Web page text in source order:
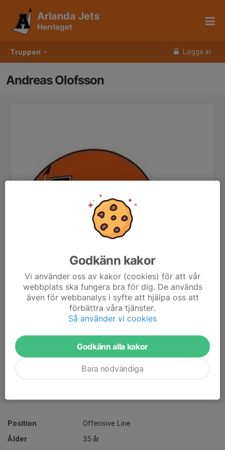
Truppen Logga in
Arlanda Jets
Herrlaget
Andreas Olofsson
Position
Offensive Line
Ålder
35 år
Godkänn kakor
Vi använder oss av kakor (cookies) för att vår
webbplats ska fungera bra för dig. De används
även för webbanalys i syfte att hjälpa oss att
förbättra våra tjänster.
Så använder vi cookies
Godkänn alla kakor
Bara nödvändiga